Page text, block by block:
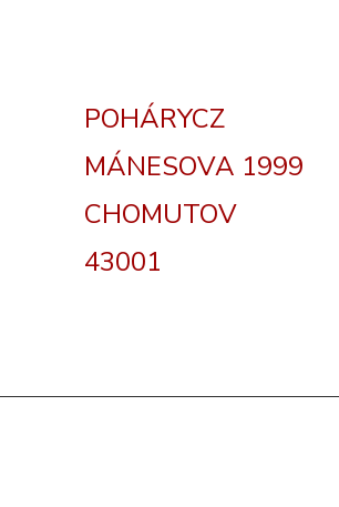
POHÁRYCZ
MÁNESOVA 1999
CHOMUTOV
43001